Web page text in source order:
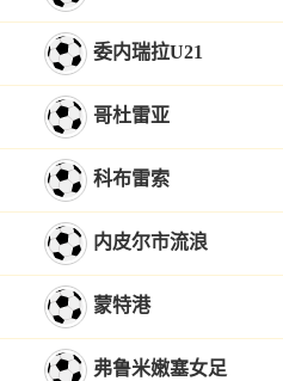
委内瑞拉U21
哥杜雷亚
科布雷索
内皮尔市流浪
蒙特港
弗鲁米嫩塞女足